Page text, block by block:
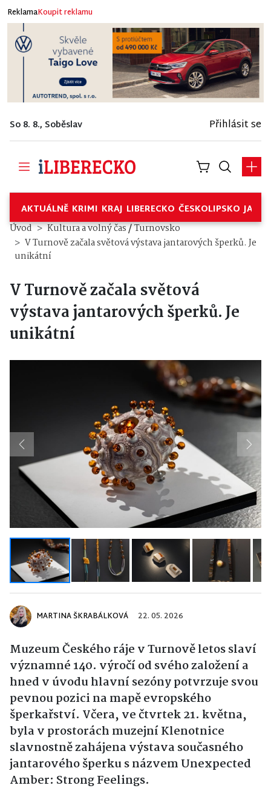
ReklamaKoupit reklamu
So 8. 8., Soběslav Přihlásit se
AKTUÁLNĚ KRIMI KRAJ LIBERECKO ČESKOLIPSKO
Úvod Kultura a volný čas/Turnovsko
V Turnově začala světová výstava jantarových šperků. Je
unikátní
V Turnově začala světová
výstava jantarových šperků. Je
unikátní
Previous Next
MARTINA ŠKRABÁLKOVÁ 22. 05. 2026
Muzeum Českého ráje v Turnově letos slaví
významné 140. výročí od svého založení a
hned v úvodu hlavní sezóny potvrzuje svou
pevnou pozici na mapě evropského
šperkařství. Včera, ve čtvrtek 21. května,
byla v prostorách muzejní Klenotnice
slavnostně zahájena výstava současného
jantarového šperku s názvem Unexpected
Amber: Strong Feelings.